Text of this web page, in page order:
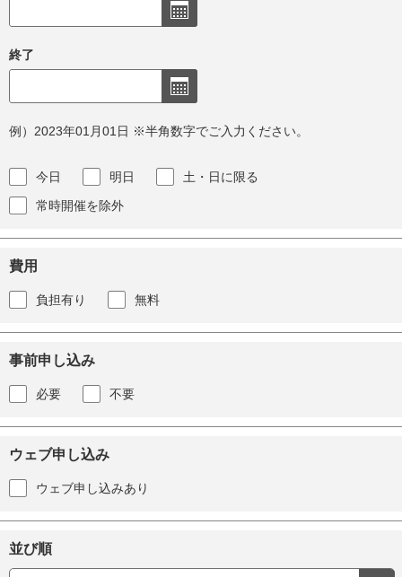
終了
例）2023年01月01日 ※半角数字でご入力ください。
今日 明日
土・日に限る
常時開催を除外
費用
負担有り 無料
事前申し込み
必要 不要
ウェブ申し込み
ウェブ申し込みあり
並び順